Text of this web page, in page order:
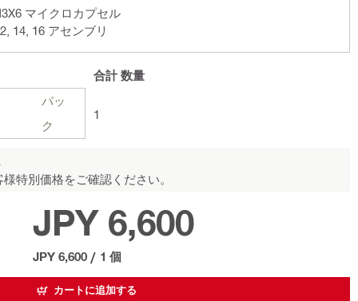
マイクロカプセル
14, 16 アセンブリ
パッ
ク
合計数量
1
特別価格をご確認ください。
JPY 6,600
JPY 6,600 / 1 個
カートに追加する